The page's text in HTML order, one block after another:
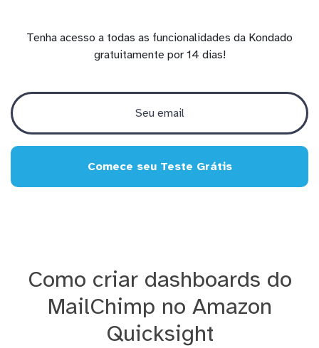
Tenha acesso a todas as funcionalidades da Kondado
gratuitamente por 14 dias!
Comece seu Teste Grátis
Como criar dashboards do
MailChimp no Amazon
Quicksight